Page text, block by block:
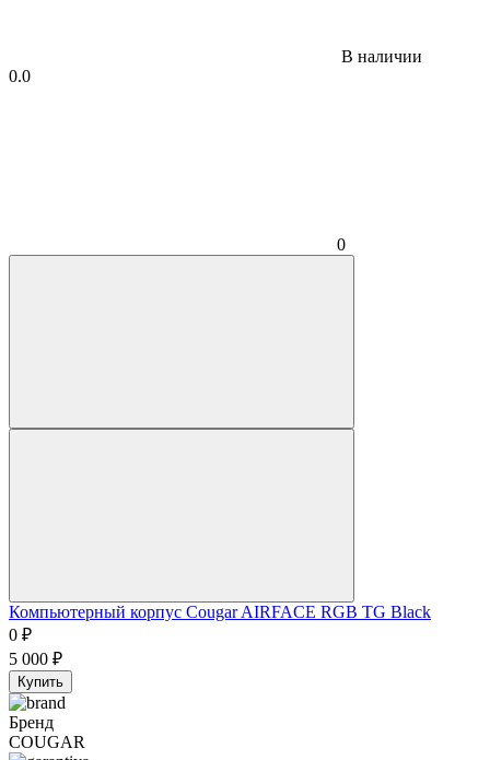
В наличии
0.0
0
Компьютерный корпус Cougar AIRFACE RGB TG Black
0 ₽
5 000 ₽
Купить
Бренд
COUGAR